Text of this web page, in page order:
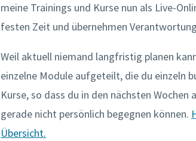
meine Trainings und Kurse nun als Live-
festen Zeit und übernehmen
Weil aktuell niemand langfristig planen
einzelne Module aufgeteilt, die du einzeln
Kurse, so dass du in den nächsten
gerade nicht persönlich begegnen können.
Übersicht.